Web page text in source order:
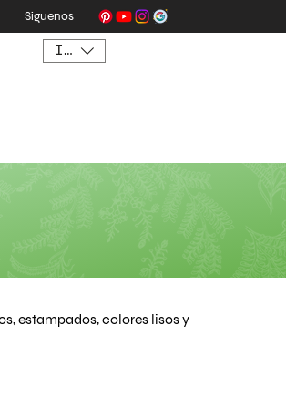
Síguenos
INR (₹)
estampados, colores lisos y